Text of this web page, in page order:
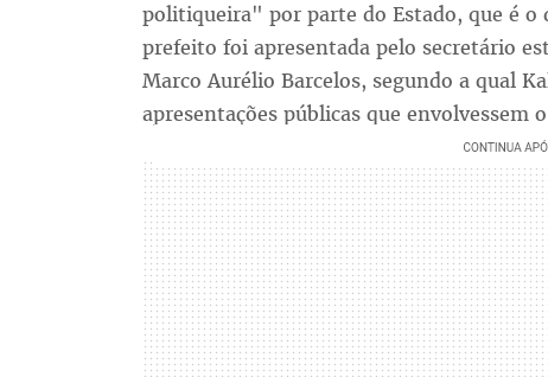
politiqueira" por parte do Estado, que é
prefeito foi apresentada pelo secretário
Marco Aurélio Barcelos, segundo a qual
apresentações públicas que envolvessem